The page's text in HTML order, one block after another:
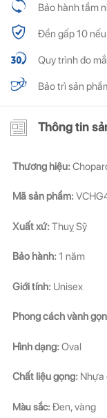
Bảo hành tầm
Đền gấp 10
Quy trình đo
Bảo trì sản
Thông tin
Thương hiệu:
Mã sản phẩm:
Xuất xứ:Thuỵ Sỹ
Bảo hành:1 năm
Giới tính: Unisex
Phong cách vành
Hình dạng:Oval
Chất liệu gọng: Nhựa
Màu sắc: Đen, vàng